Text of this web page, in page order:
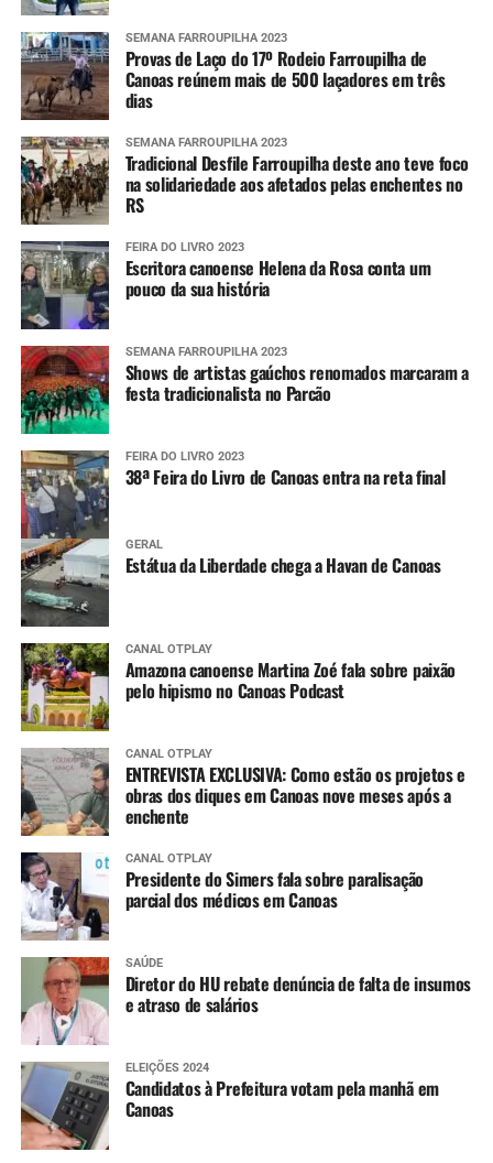
SEMANA FARROUPILHA 2023
Provas de Laço do 17º Rodeio Farroupilha de
Canoas reúnem mais de 500 laçadores em três
dias
SEMANA FARROUPILHA 2023
Tradicional Desfile Farroupilha deste ano teve foco
na solidariedade aos afetados pelas enchentes no
RS
FEIRA DO LIVRO 2023
Escritora canoense Helena da Rosa conta um
pouco da sua história
SEMANA FARROUPILHA 2023
Shows de artistas gaúchos renomados marcaram a
festa tradicionalista no Parcão
FEIRA DO LIVRO 2023
38ª Feira do Livro de Canoas entra na reta final
GERAL
Estátua da Liberdade chega a Havan de Canoas
CANAL OTPLAY
Amazona canoense Martina Zoé fala sobre paixão
pelo hipismo no Canoas Podcast
CANAL OTPLAY
ENTREVISTA EXCLUSIVA: Como estão os projetos e
obras dos diques em Canoas nove meses após a
enchente
CANAL OTPLAY
Presidente do Simers fala sobre paralisação
parcial dos médicos em Canoas
SAÚDE
Diretor do HU rebate denúncia de falta de insumos
e atraso de salários
ELEIÇÕES 2024
Candidatos à Prefeitura votam pela manhã em
Canoas